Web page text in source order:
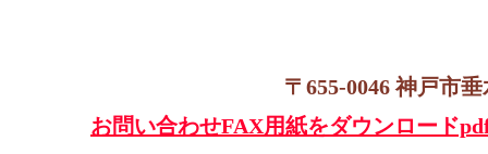
〒655-0046 神戸市
お問い合わせFAX用紙をダウンロード